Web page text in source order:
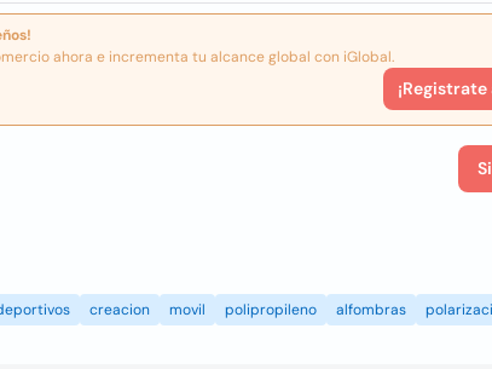
ahora e incrementa tu alcance global con iGlobal.
¡Registrate
creacion movil polipropileno alfombras